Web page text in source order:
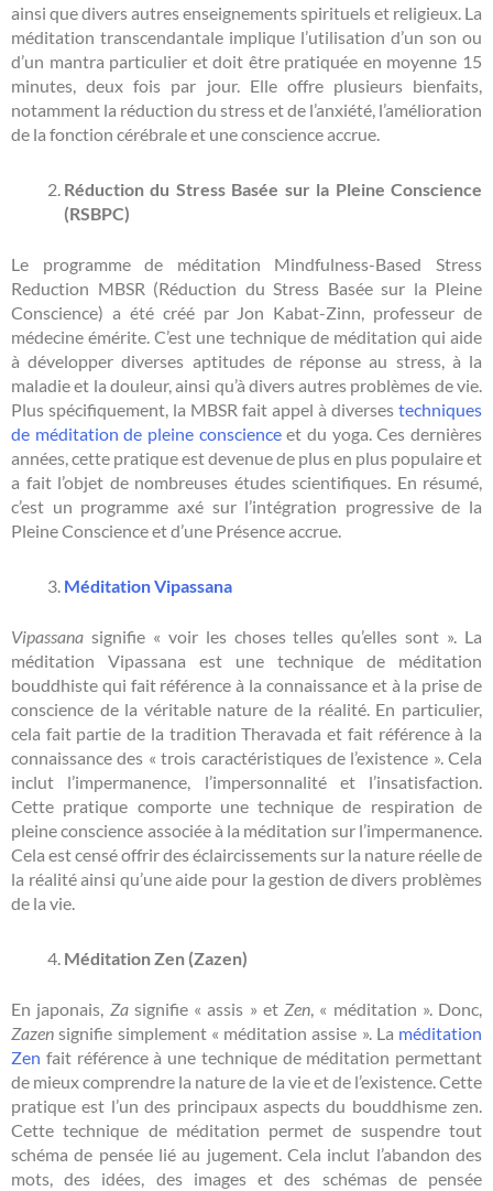
ainsi que divers autres enseignements spirituels et religieux. La
méditation transcendantale implique l’utilisation d’un son ou
d’un mantra particulier et doit être pratiquée en moyenne 15
minutes, deux fois par jour. Elle offre plusieurs bienfaits,
notamment la réduction du stress et de l’anxiété, l’amélioration
de la fonction cérébrale et une conscience accrue.
Réduction du Stress Basée sur la Pleine Conscience
(RSBPC)
Le programme de méditation Mindfulness-Based Stress
Reduction MBSR (Réduction du Stress Basée sur la Pleine
Conscience) a été créé par Jon Kabat-Zinn, professeur de
médecine émérite. C’est une technique de méditation qui aide
à développer diverses aptitudes de réponse au stress, à la
maladie et la douleur, ainsi qu’à divers autres problèmes de vie.
Plus spécifiquement, la MBSR fait appel à diverses techniques
de méditation de pleine conscienceet du yoga. Ces dernières
années, cette pratique est devenue de plus en plus populaire et
a fait l’objet de nombreuses études scientifiques. En résumé,
c’est un programme axé sur l’intégration progressive de la
Pleine Conscience et d’une Présence accrue.
Méditation Vipassana
Vipassana signifie « voir les choses telles qu’elles sont ». La
méditation Vipassana est une technique de méditation
bouddhiste qui fait référence à la connaissance et à la prise de
conscience de la véritable nature de la réalité. En particulier,
cela fait partie de la tradition Theravada et fait référence à la
connaissance des « trois caractéristiques de l’existence ». Cela
inclut l’impermanence, l’impersonnalité et l’insatisfaction.
Cette pratique comporte une technique de respiration de
pleine conscience associée à la méditation sur l’impermanence.
Cela est censé offrir des éclaircissements sur la nature réelle de
la réalité ainsi qu’une aide pour la gestion de divers problèmes
de la vie.
Méditation Zen (Zazen)
En japonais, Zasignifie « assis » et Zen, « méditation ». Donc,
Zazen signifie simplement « méditation assise ». La méditation
Zen fait référence à une technique de méditation permettant
de mieux comprendre la nature de la vie et de l’existence. Cette
pratique est l’un des principaux aspects du bouddhisme zen.
Cette technique de méditation permet de suspendre tout
schéma de pensée lié au jugement. Cela inclut l’abandon des
mots, des idées, des images et des schémas de pensée